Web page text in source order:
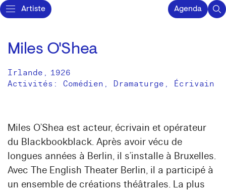
Artiste Agenda
Miles O'Shea
Irlande , 1926
Activités: Comédien Dramaturge Écrivain
Miles O’Shea est acteur, écrivain et opérateur
du Blackbookblack. Après avoir vécu de
longues années à Berlin, il s’installe à Bruxelles.
Avec The English Theater Berlin, il a participé à
un ensemble de créations théâtrales. La plus